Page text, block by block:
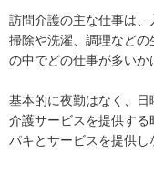
訪問介護の主な仕事は、
掃除や洗濯、調理など
の中でどの仕事が多いか
基本的に夜勤はなく、日
介護サービスを提供す
パキとサービスを提供し